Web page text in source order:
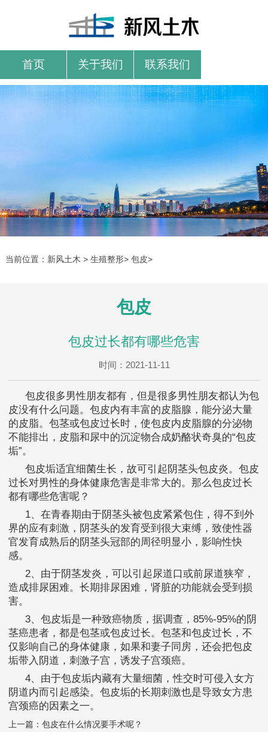
首页 关于我们 联系我们
当前位置： 新风土木 > 生殖整形> 包皮>
包皮
包皮过长都有哪些危害
时间：2021-11-11
包皮很多男性朋友都有，但是很多男性朋友都认为包
皮没有什么问题。包皮内有丰富的皮脂腺，能分泌大量
的皮脂。包茎或包皮过长时，使包皮内皮脂腺的分泌物
不能排出，皮脂和尿中的沉淀物合成奶酪状奇臭的“包皮
垢”。
包皮垢适宜细菌生长，故可引起阴茎头包皮炎。包皮
过长对男性的身体健康危害是非常大的。那么包皮过长
都有哪些危害呢？
1、在青春期由于阴茎头被包皮紧紧包住，得不到外
界的应有刺激，阴茎头的发育受到很大束缚，致使性器
官发育成熟后的阴茎头冠部的周径明显小，影响性快
感。
2、由于阴茎发炎，可以引起尿道口或前尿道狭窄，
造成排尿困难。长期排尿困难，肾脏的功能就会受到损
害。
3、包皮垢是一种致癌物质，据调查，85%-95%的阴
茎癌患者，都是包茎或包皮过长。包茎和包皮过长，不
仅影响自己的身体健康，如果和妻子同房，还会把包皮
垢带入阴道，刺激子宫，诱发子宫颈癌。
4、由于包皮垢内藏有大量细菌，性交时可侵入女方
阴道内而引起感染。包皮垢的长期刺激也是导致女方患
宫颈癌的因素之一。
上一篇： 包皮在什么情况要手术呢？